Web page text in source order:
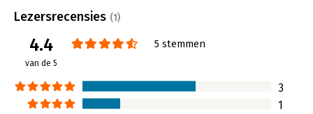
Lezersrecensies (1)
4.4
van de 5
5 stemmen
3
1